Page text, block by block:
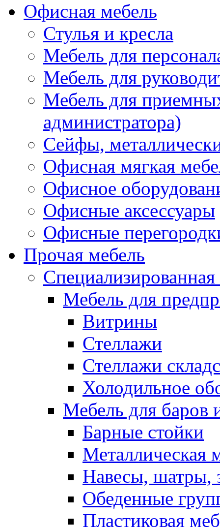
Офисная мебель
Стулья и кресла
Мебель для
Мебель для
Мебель для
администратора)
Сейфы,
Офисная мягкая
Офисное
Офисные аксессуары
Офисные
Прочая мебель
Специализированная
Мебель для
Витрины
Стеллажи
Стеллажи
Холодильное
Мебель для баров
Барные стойки
Металлическая
Навесы, шатры,
Обеденные
Пластиковая